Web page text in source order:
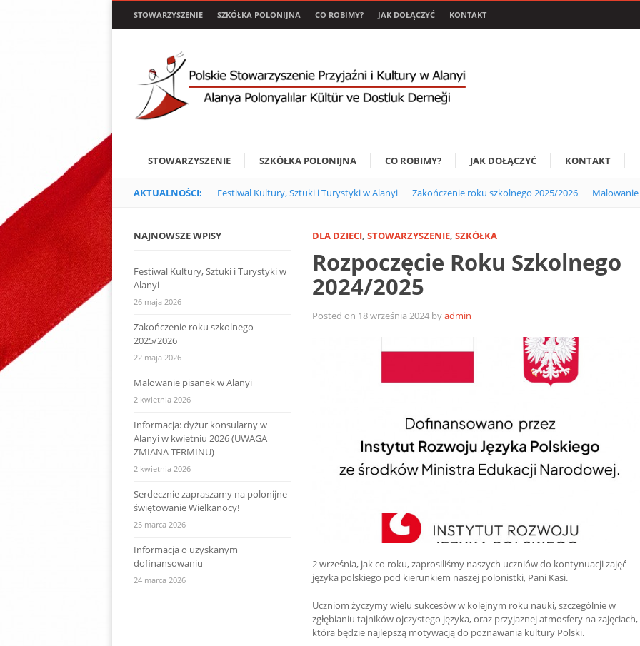
STOWARZYSZENIE SZKÓŁKA POLONIJNA CO ROBIMY? JAK DOŁĄCZYĆ KONTAKT
STOWARZYSZENIE SZKÓŁKA POLONIJNA CO ROBIMY? JAK DOŁĄCZYĆ KONTAKT
AKTUALNOŚCI: Festiwal Kultury, Sztuki i Turystyki w Alanyi Zakończenie roku szkolnego 2025/2026
DLA DZIECI, STOWARZYSZENIE, SZKÓŁKA
Rozpoczęcie Roku Szkolnego
2024/2025
Posted on 18 września 2024 byadmin
2 września, jak co roku, zaprosiliśmy naszych uczniów do kontynuacji zajęć
języka polskiego pod kierunkiem naszej polonistki, Pani Kasi.
Uczniom życzymy wielu sukcesów w kolejnym roku nauki, szczególnie w
zgłębianiu tajników ojczystego języka, oraz przyjaznej atmosfery na zajęciach,
która będzie najlepszą motywacją do poznawania kultury Polski.
NAJNOWSZE WPISY
Festiwal Kultury, Sztuki i Turystyki w
Alanyi
26 maja 2026
Zakończenie roku szkolnego
2025/2026
22 maja 2026
Malowanie pisanek w Alanyi
2 kwietnia 2026
Informacja: dyżur konsularny w
Alanyi w kwietniu 2026 (UWAGA
ZMIANA TERMINU)
2 kwietnia 2026
Serdecznie zapraszamy na polonijne
świętowanie Wielkanocy!
25 marca 2026
Informacja o uzyskanym
dofinansowaniu
24 marca 2026